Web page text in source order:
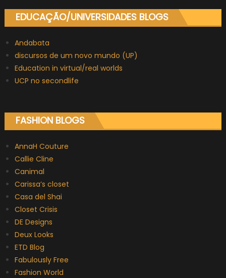
EDUCAÇÃO/UNIVERSIDADES BLOGS
Andabata
discursos de um novo mundo (UP)
Education in virtual/real worlds
UCP no secondlife
FASHION BLOGS
AnnaH Couture
Callie Cline
Canimal
Carissa’s closet
Casa del Shai
Closet Crisis
DE Designs
Deux Looks
ETD Blog
Fabulously Free
Fashion World